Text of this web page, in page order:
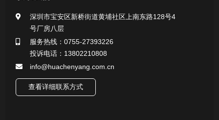
一次性使用采样器系列
微生物样本保存液（通用运输传媒介质）系列
核酸（DNA&RNA）样本采集与保存套装系列
唾液样本采集装置系列
深圳市宝安区新桥街道黄埔社区上南东路128号4
号厂房八层
服务热线：0755-27393226
投诉电话：13802210808
info@huachenyang.com.cn
查看详细联系方式